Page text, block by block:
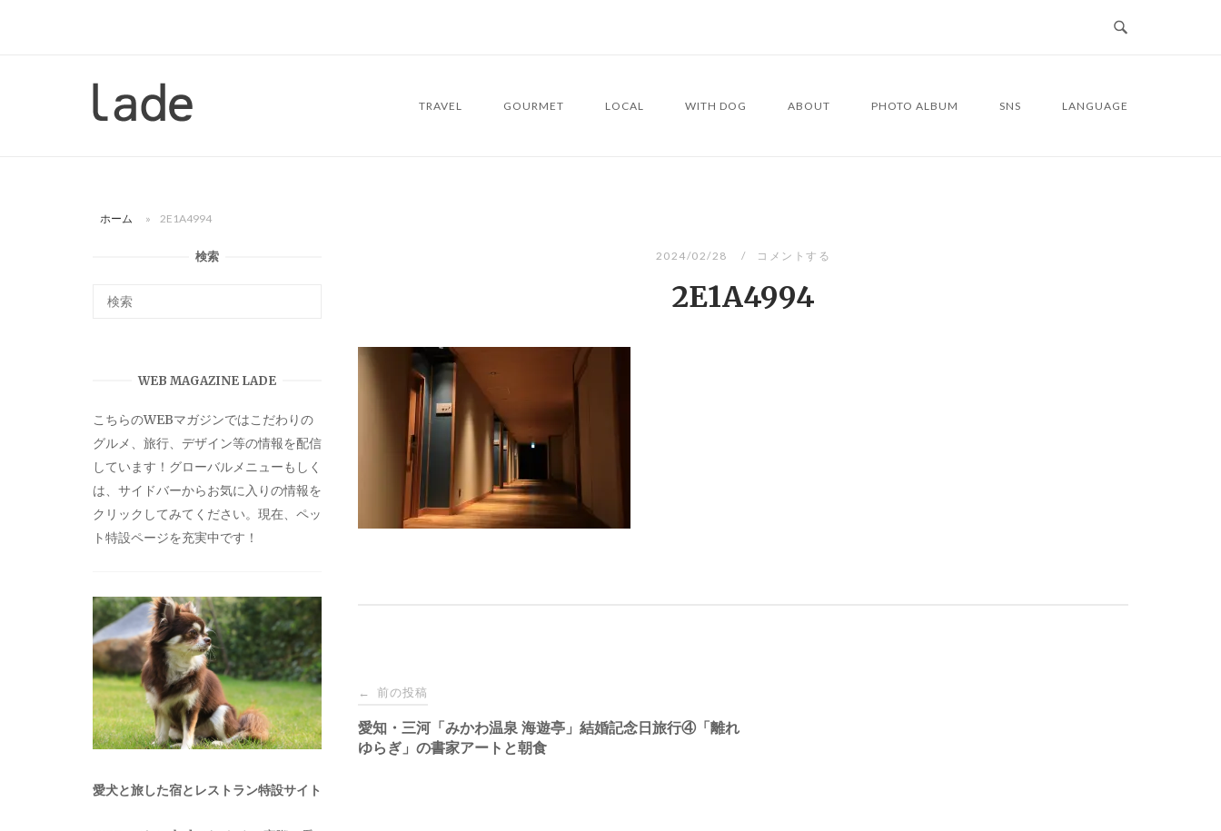
ー
TRAVEL GOURMET LOCAL WITH DOG ABOUT PHOTO ALBUM SNS LANGUAGE
ホーム » 2E1A4994
2024/02/28 コメントする
2E1A4994
投
稿
← 前の投稿
愛知・三河「みかわ温泉 海遊亭」結婚記念日旅行④「離れ
ゆらぎ」の書家アートと朝食
検索
WEB MAGAZINE LADE
こちらのWEBマガジンではこだわりの
グルメ、旅行、デザイン等の情報を配信
しています！グローバルメニューもしく
は、サイドバーからお気に入りの情報を
クリックしてみてください。現在、ペッ
ト特設ページを充実中です！
愛犬と旅した宿とレストラン特設サイト